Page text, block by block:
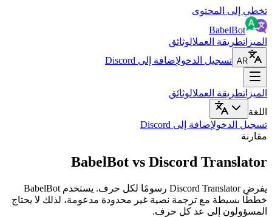
تخطي إلى المحتوى
BabelBot
الميزاتطريقة العملالوثائق
AR تسجيل الدخولإضافة إلى Discord
الميزاتطريقة العملالوثائق
اللغة
تسجيل الدخولإضافة إلى Discord
مقارنة
BabelBot vs Discord Translator
يفرض Discord Translator رسومًا لكل حرف. يستخدم BabelBot
خططًا بسيطة مع ترجمة نصية غير محدودة مدعومة، لذلك لا يحتاج
المسؤولون إلى عد كل حرف.